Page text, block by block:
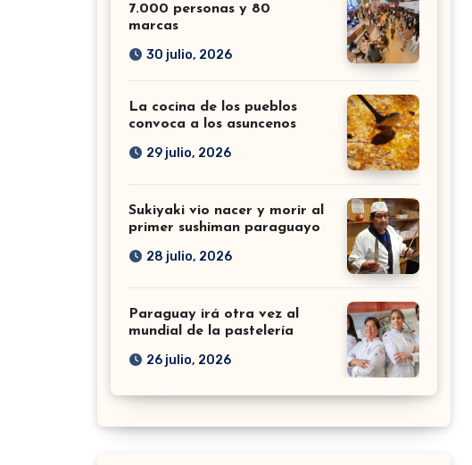
7.000 personas y 80
marcas
30 julio, 2026
La cocina de los pueblos
convoca a los asuncenos
29 julio, 2026
Sukiyaki vio nacer y morir al
primer sushiman paraguayo
28 julio, 2026
Paraguay irá otra vez al
mundial de la pastelería
26 julio, 2026